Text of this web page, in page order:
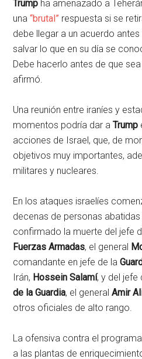
Trump ha amenazado a
una “brutal” respuesta si se
debe llegar a un acuerdo
salvar lo que en su día se
Debe hacerlo antes de que
afirmó.
Una reunión entre iraníes y
momentos podría dar aTrump
acciones de Israel, que, de
objetivos muy importantes,
militares y nucleares.
En los ataques israelíes
decenas de personas
confirmado la muerte del jefe
Fuerzas Armadas, el general
comandante en jefe de la
Irán, Hossein Salamí, y del jefe
de la Guardia, el generalAmir
otros oficiales de alto rango.
La ofensiva contra el
a las plantas de